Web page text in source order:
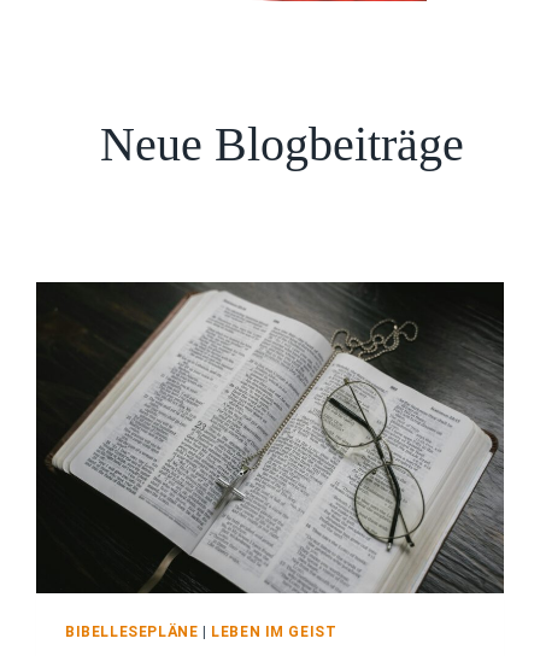
Neue Blogbeiträge
BIBELLESEPLÄNE LEBEN IM GEIST